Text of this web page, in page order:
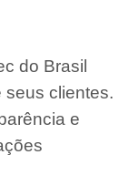
do Brasil
seus clientes.
e